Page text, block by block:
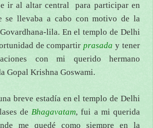
e ir al altar central para participar en
se llevaba a cabo con motivo de la
lila. En el templo de Delhi
de compartirprasada y tener
con mi querido hermano
Gopal Krishna Goswami.
breve estadía en el templo de Delhi
deBhagavatam, fui a mi querida
me quedé como siempre en la